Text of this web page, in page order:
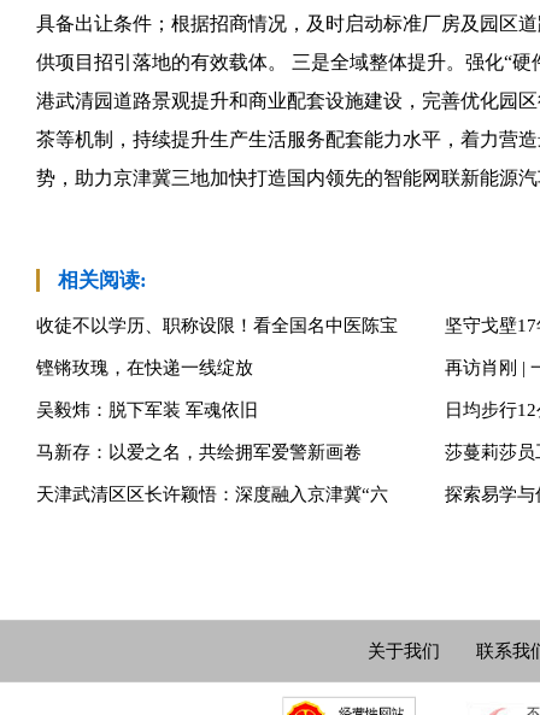
具备出让条件；根据招商情况，及时启动标准厂房及园区
供项目招引落地的有效载体。 三是全域整体提升。强化“硬
港武清园道路景观提升和商业配套设施建设，完善优化园
茶等机制，持续提升生产生活服务配套能力水平，着力营
势，助力京津冀三地加快打造国内领先的智能网联新能源
相关阅读:
收徒不以学历、职称设限！看全国名中医陈宝 坚守戈壁
铿锵玫瑰，在快递一线绽放 再访肖刚 |
吴毅炜：脱下军装 军魂依旧 日均步行
马新存：以爱之名，共绘拥军爱警新画卷 莎蔓莉莎
天津武清区区长许颖悟：深度融入京津冀“六 探索易学
关于我们 联系我